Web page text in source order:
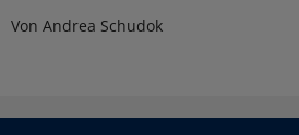
Von Andrea Schudok